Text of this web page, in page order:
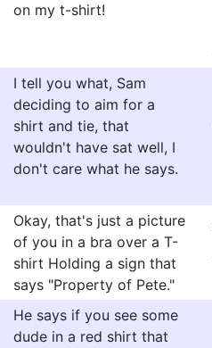
on my t-shirt!
I tell you what, Sam
deciding to aim for a
shirt and tie, that
wouldn't have sat well, I
don't care what he says.
Okay, that's just a picture
of you in a bra over a T-
shirt Holding a sign that
says "Property of Pete."
He says if you see some
dude in a red shirt that